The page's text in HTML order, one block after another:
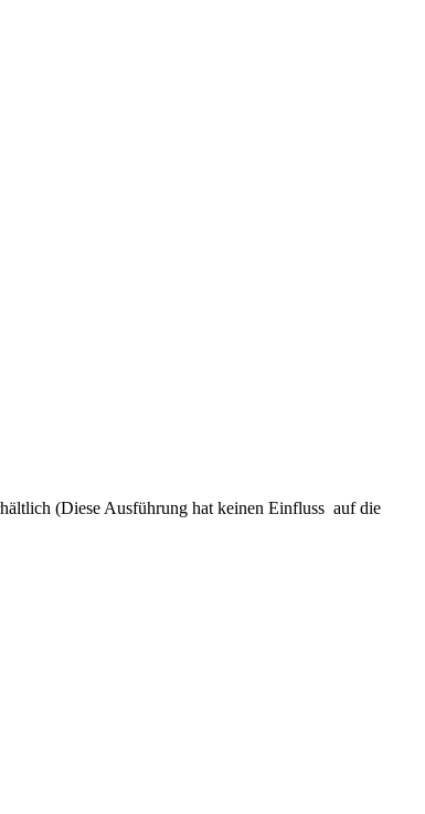
(Diese Ausführung hat keinen Einfluss auf die